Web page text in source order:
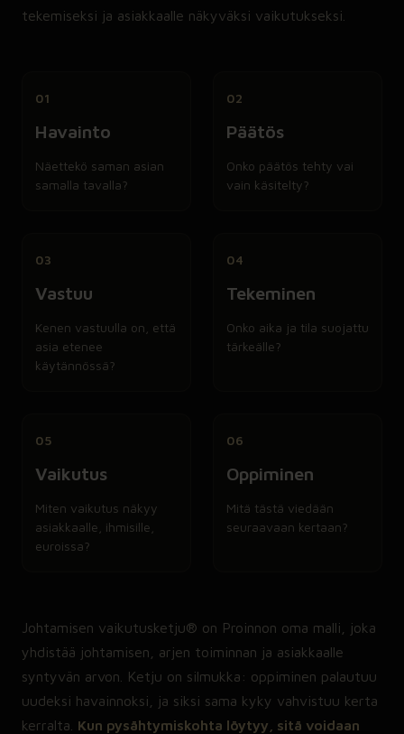
tekemiseksi ja asiakkaalle näkyväksi vaikutukseksi.
01
Havainto
Näettekö saman asian
samalla tavalla?
02
Päätös
Onko päätös tehty vai
vain käsitelty?
03
Vastuu
Kenen vastuulla on, että
asia etenee
käytännössä?
04
Tekeminen
Onko aika ja tila suojattu
tärkeälle?
05
Vaikutus
Miten vaikutus näkyy
asiakkaalle, ihmisille,
euroissa?
06
Oppiminen
Mitä tästä viedään
seuraavaan kertaan?
Johtamisen vaikutusketju® on Proinnon oma malli, joka
yhdistää johtamisen, arjen toiminnan ja asiakkaalle
syntyvän arvon. Ketju on silmukka: oppiminen palautuu
uudeksi havainnoksi, ja siksi sama kyky vahvistuu kerta
kerralta. Kun pysähtymiskohta löytyy, sitä voidaan